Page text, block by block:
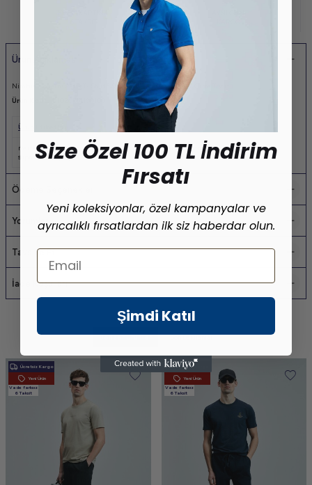
Ürün Açıklaması
Nimbus Modern Grafik T- Shirt %95 Pamuk %5 Elastan Erkek Örme Tisört
Ürün Kodu:
Ürün Etiketleri
merter toptan tişört yazlık erkek tişört ,pamuklu erkek tişört,toptan erkek tişört,
süprem kumaş tişört
Ödeme Seçenekleri
Yorumlar
Tavsiye Et
İade Koşulları
Benzer Ürünler Son Bakılanlar
Ücretsiz Kargo
Yeni Ürün
Vade farksız
6 Taksit
Ücretsiz Kargo
Yeni Ürün
Vade farksız
6 Taksit
Size Özel 100 TL İndirim
Fırsatı
Yeni koleksiyonlar, özel kampanyalar ve
ayrıcalıklı fırsatlardan ilk siz haberdar olun.
Email
Şimdi Katıl